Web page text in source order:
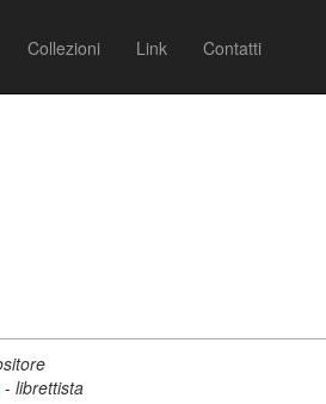
Collezioni Link Contatti
- librettista